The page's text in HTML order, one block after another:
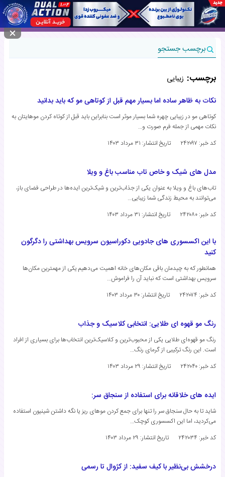
منوی سایت
برچسب جستجو
برچسب: زیبایی
نکات به ظاهر ساده اما بسیار مهم قبل از کوتاهی مو که باید بدانید
کوتاهی مو در زیبایی چهره شما بسیار موثر است بنابراین باید قبل از کوتاه کردن موهایتان به
نکات مهمی از جمله فرم صورت و…
کد خبر: ۲۴۲۰۹۷
تاریخ انتشار: ۳۱ مرداد ۱۴۰۳
مدل های شیک و خاص تاب مناسب باغ و ویلا
تاب‌های باغ و ویلا به عنوان یکی از جذاب‌ترین و شیک‌ترین ایده‌ها در طراحی فضای باز،
می‌توانند به محیط زندگی شما زیبایی…
کد خبر: ۲۴۲۰۸۰
تاریخ انتشار: ۳۱ مرداد ۱۴۰۳
با این اکسسوری های جادویی دکوراسیون سرویس بهداشتی را دگرگون
کنید
همانطور که به چیدمان باقی مکان‌های خانه اهمیت می‌دهیم یکی از مهمترین مکان‌ها
سرویس بهداشتی است که نباید آن را فراموش…
کد خبر: ۲۴۲۰۷۴
تاریخ انتشار: ۳۰ مرداد ۱۴۰۳
رنگ مو قهوه ای طلایی: انتخابی کلاسیک و جذاب
رنگ مو قهوه‌ای طلایی یکی از محبوب‌ترین و کلاسیک‌ترین انتخاب‌ها برای بسیاری از افراد
است. این رنگ ترکیبی از گرمای رنگ…
کد خبر: ۲۴۲۰۴۰
تاریخ انتشار: ۲۹ مرداد ۱۴۰۳
ایده های خلاقانه برای استفاده از سنجاق سر:
شاید تا به حال سنجاق سر را تنها برای جمع کردن موهای ریز یا نگه داشتن شینیون استفاده
می‌کردید، اما این اکسسوری کوچک…
کد خبر: ۲۴۲۰۳۴
تاریخ انتشار: ۲۹ مرداد ۱۴۰۳
درخشش بی‌نظیر با کیف سفید: از کژوال تا رسمی